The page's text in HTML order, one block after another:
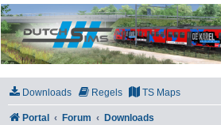
DutchSims
Downloads Regels TS Maps
Portal Forum Downloads